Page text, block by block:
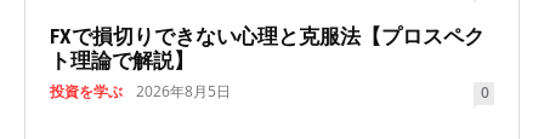
FXで損切りできない心理と克服法【プロスペク
ト理論で解説】
投資を学ぶ 2026年8月5日 0